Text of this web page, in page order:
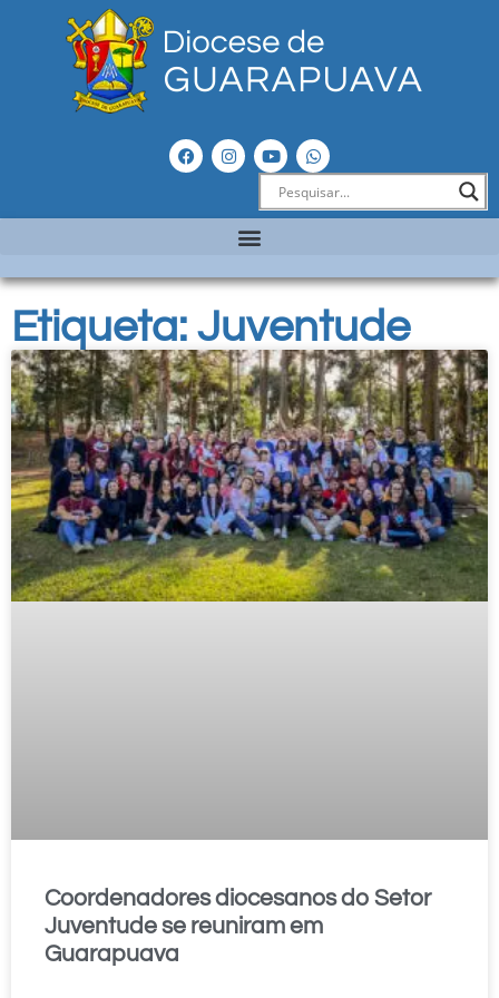
Etiqueta: Juventude
Coordenadores diocesanos do Setor
Juventude se reuniram em
Guarapuava